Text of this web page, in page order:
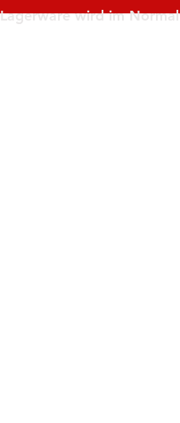
Lagerware wird im